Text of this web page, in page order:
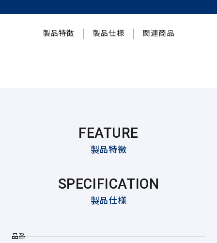
製品特徴 製品仕様 関連商品
FEATURE
製品特徴
SPECIFICATION
製品仕様
品番